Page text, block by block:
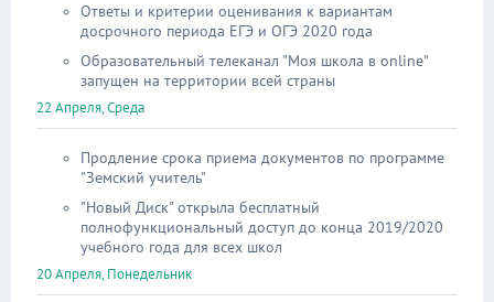
Ответы и критерии оценивания к вариантам
досрочного периода ЕГЭ и ОГЭ 2020 года
Образовательный телеканал "Моя школа в online"
запущен на территории всей страны
22 Апреля, Среда
Продление срока приема документов по программе
"Земский учитель"
"Новый Диск" открыла бесплатный
полнофункциональный доступ до конца 2019/2020
учебного года для всех школ
20 Апреля, Понедельник